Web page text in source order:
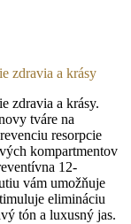
zdravia a krásy
zdravia a krásy.
tváre na
resorpcie
kompartmentov
12-
vám umožňuje
elimináciu
tón a luxusný jas.